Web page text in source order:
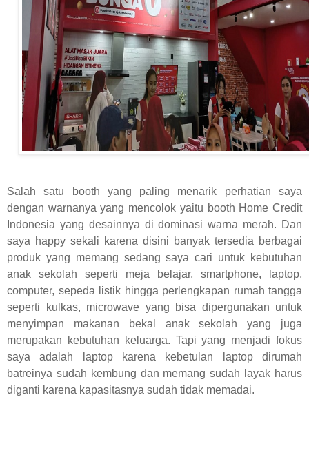
Salah satu booth yang paling menarik perhatian saya
dengan warnanya yang mencolok yaitu booth Home Credit
Indonesia yang desainnya di dominasi warna merah. Dan
saya happy sekali karena disini banyak tersedia berbagai
produk yang memang sedang saya cari untuk kebutuhan
anak sekolah seperti meja belajar, smartphone, laptop,
computer, sepeda listik hingga perlengkapan rumah tangga
seperti kulkas, microwave yang bisa dipergunakan untuk
menyimpan makanan bekal anak sekolah yang juga
merupakan kebutuhan keluarga. Tapi yang menjadi fokus
saya adalah laptop karena kebetulan laptop dirumah
batreinya sudah kembung dan memang sudah layak harus
diganti karena kapasitasnya sudah tidak memadai.